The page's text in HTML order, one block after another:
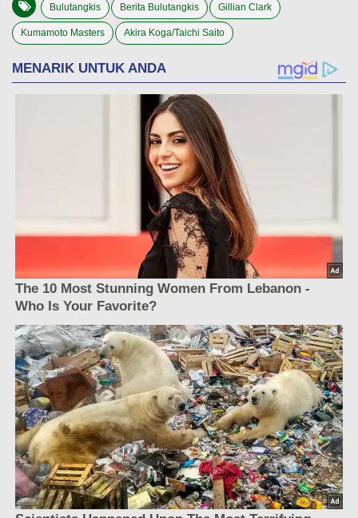
Bulutangkis Berita Bulutangkis Gillian Clark
Kumamoto Masters Akira Koga/Taichi Saito